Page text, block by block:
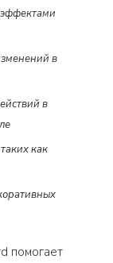
в
в
как
помогает